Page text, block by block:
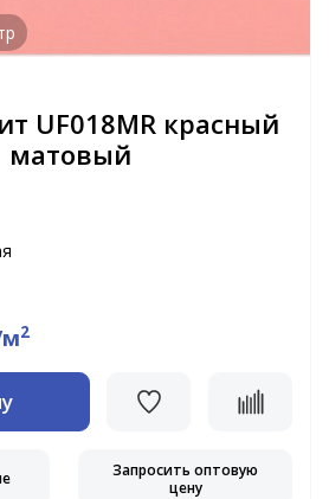
UF018MR красный
матовый
м2
Запросить оптовую
цену